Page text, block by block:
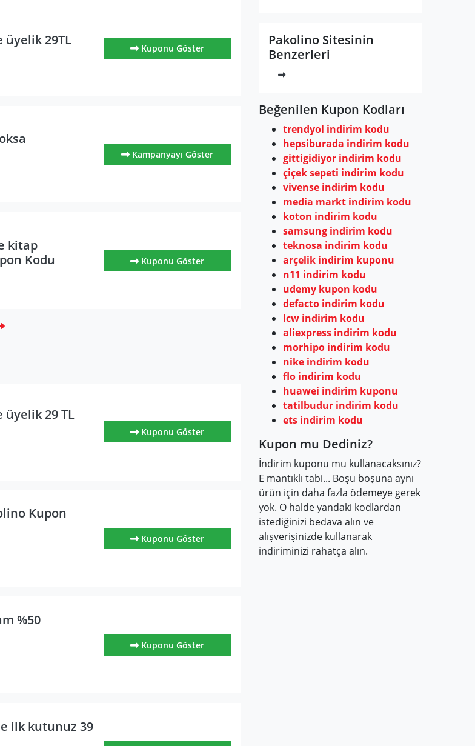
üyelik 29TL
Kuponu Göster
Kampanyayı Göster
kitap
Kodu
Kuponu Göster
üyelik 29 TL
Kuponu Göster
Kupon
Kuponu Göster
%50
Kuponu Göster
ilk kutunuz 39
Pakolino Sitesinin
Benzerleri
Beğenilen Kupon Kodları
trendyol indirim kodu
hepsiburada indirim kodu
gittigidiyor indirim kodu
çiçek sepeti indirim kodu
vivense indirim kodu
media markt indirim kodu
koton indirim kodu
samsung indirim kodu
teknosa indirim kodu
arçelik indirim kuponu
n11 indirim kodu
udemy kupon kodu
defacto indirim kodu
lcw indirim kodu
aliexpress indirim kodu
morhipo indirim kodu
nike indirim kodu
flo indirim kodu
huawei indirim kuponu
tatilbudur indirim kodu
ets indirim kodu
Kupon mu Dediniz?
İndirim kuponu mu kullanacaksınız?
E mantıklı tabi... Boşu boşuna aynı
ürün için daha fazla ödemeye gerek
yok. O halde yandaki kodlardan
istediğinizi bedava alın ve
alışverişinizde kullanarak
indiriminizi rahatça alın.